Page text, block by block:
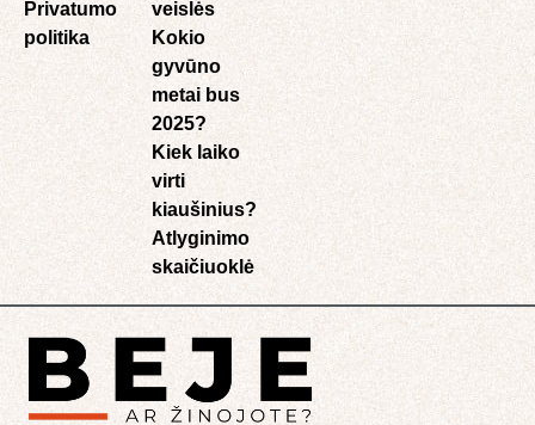
Privatumo
politika
veislės
Kokio
gyvūno
metai bus
2025?
Kiek laiko
virti
kiaušinius?
Atlyginimo
skaičiuoklė​